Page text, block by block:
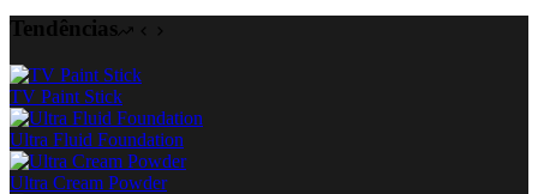
Tendências
TV Paint Stick
Ultra Fluid Foundation
Ultra Cream Powder